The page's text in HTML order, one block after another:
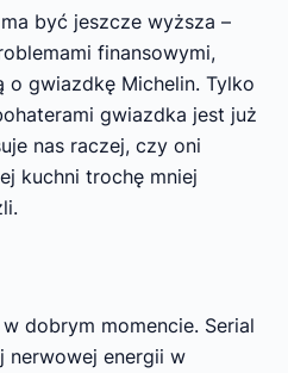
być jeszcze wyższa –
finansowymi,
gwiazdkę Michelin. Tylko
gwiazdka jest już
nas raczej, czy oni
kuchni trochę mniej
dobrym momencie. Serial
nerwowej energii w